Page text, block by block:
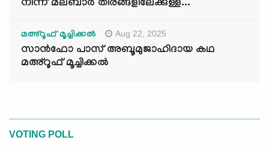
നിന്ന് മലബാർ തീരങ്ങളിലേക്കുള്ള...
മഅ്റൂഫ് മൂച്ചിക്കല്‍ Aug 22, 2025
സാൻഫോ പാസ് അബൂമുജാഹിദായ കഥ
മഅ്റൂഫ് മൂച്ചിക്കല്‍
VOTING POLL